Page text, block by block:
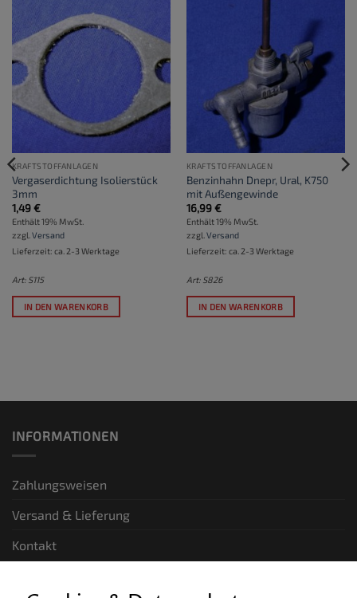
KRAFTSTOFFANLAGEN
Vergaserdichtung Isolierstück
3mm
1,49€
Enthält 19% MwSt.
zzgl. Versand
Lieferzeit: ca. 2-3 Werktage
Art: S115
IN DEN WARENKORB
KRAFTSTOFFANLAGEN
Benzinhahn Dnepr, Ural, K750
mit Außengewinde
16,99€
Enthält 19% MwSt.
zzgl. Versand
Lieferzeit: ca. 2-3 Werktage
Art: S826
IN DEN WARENKORB
INFORMATIONEN
Zahlungsweisen
Versand & Lieferung
Kontakt